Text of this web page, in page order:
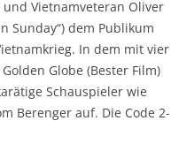
Vietnamveteran Oliver
Sunday“) dem Publikum
In dem mit vier
Globe (Bester Film)
Schauspieler wie
Berenger auf. Die Code 2-